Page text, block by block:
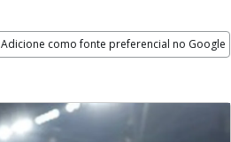
Adicione como fonte preferencial no Google